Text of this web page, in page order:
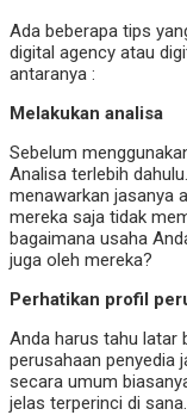
Ada beberapa tips
digital agency atau
antaranya :
Melakukan analisa
Sebelum
Analisa terlebih
menawarkan jasanya
mereka saja tidak
bagaimana usaha
juga oleh mereka?
Perhatikan profil
Anda harus tahu latar
perusahaan penyedia
secara umum
jelas terperinci di sana.